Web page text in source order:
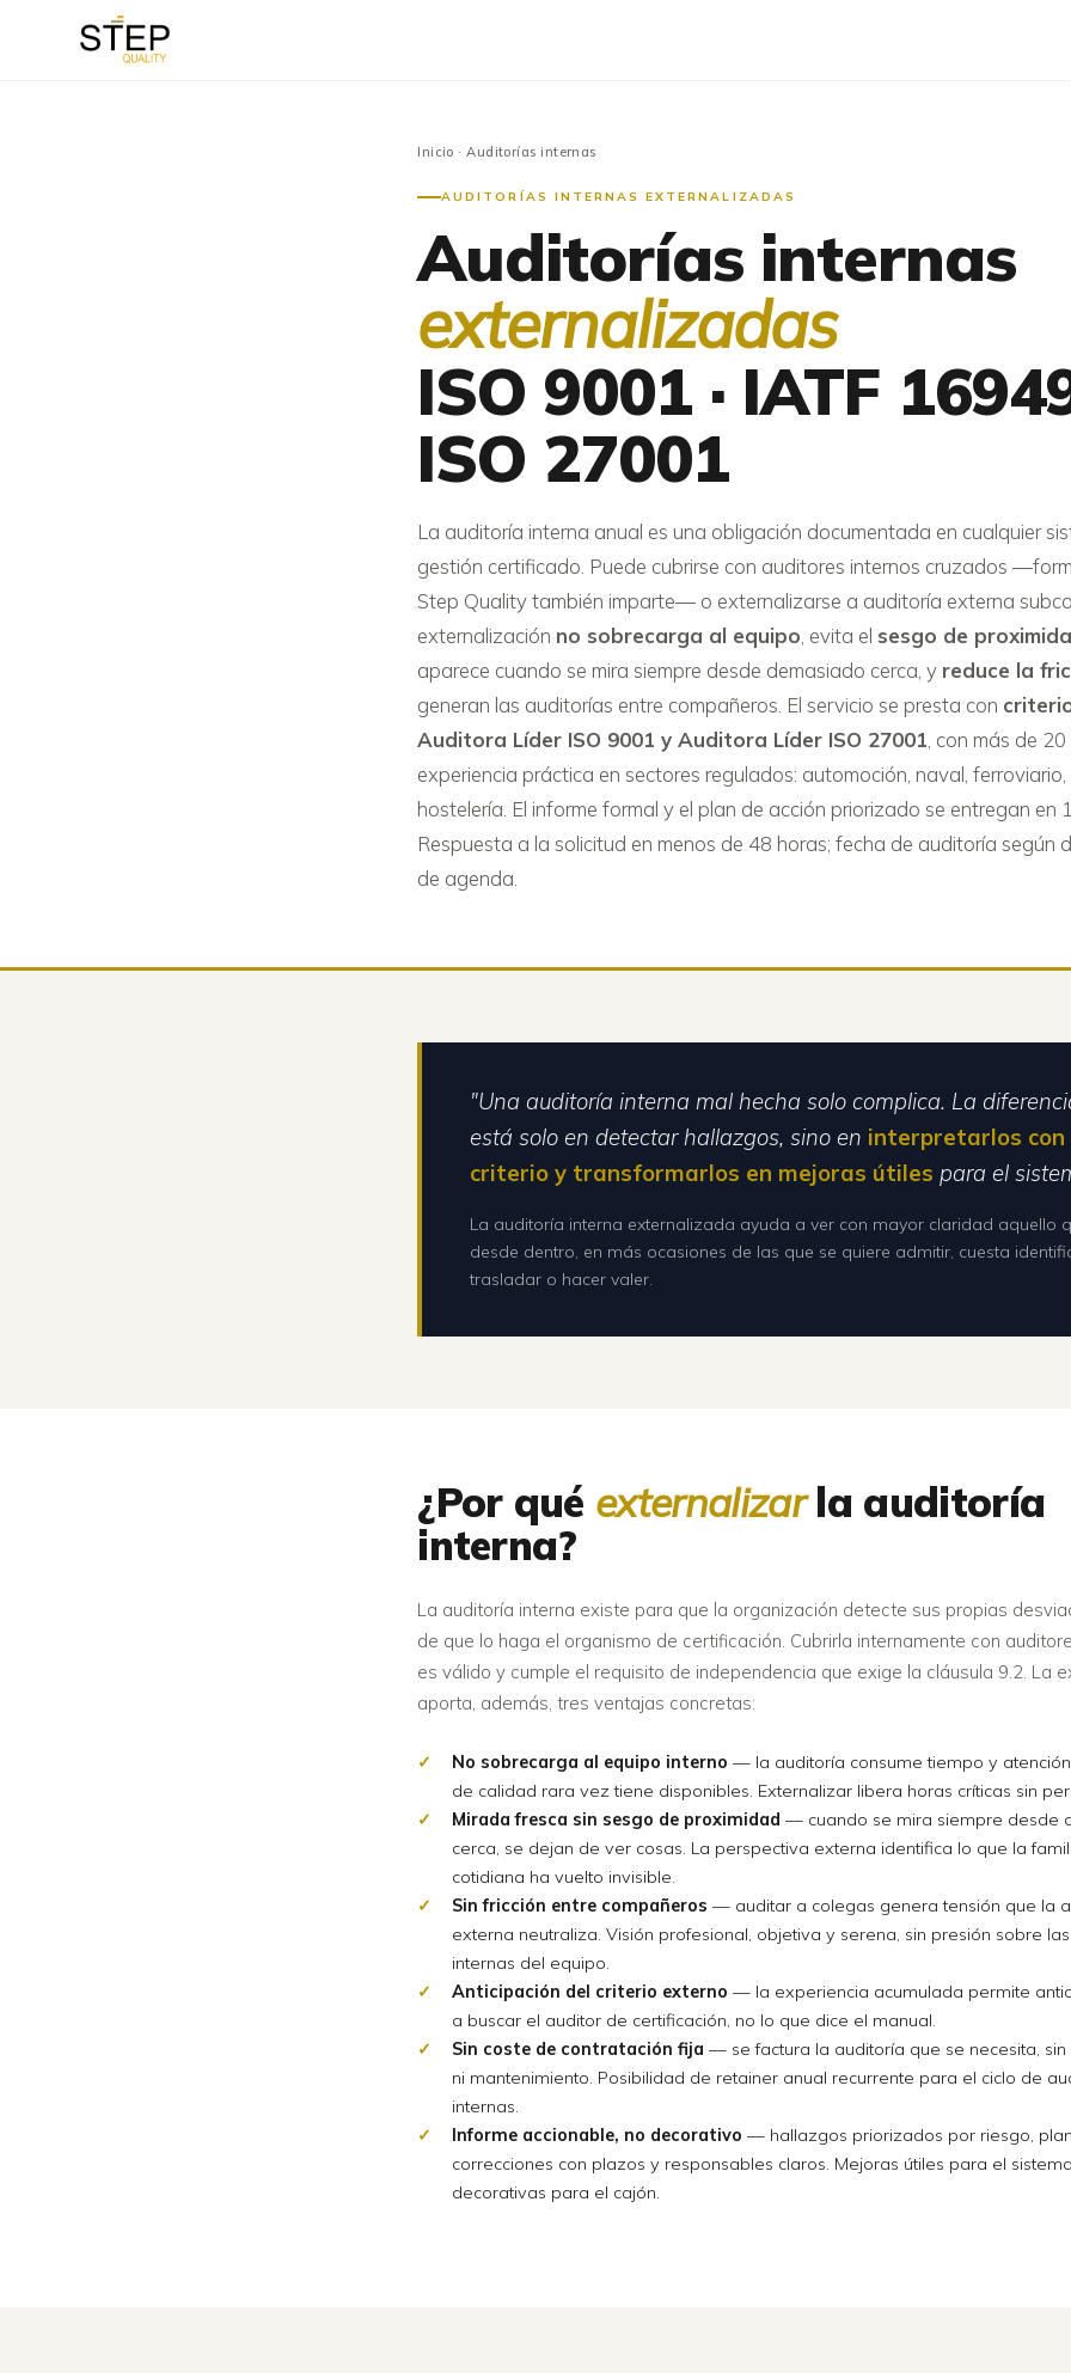
Inicio · Auditorías internas
AUDITORÍAS INTERNAS EXTERNALIZADAS
Auditorías internas
externalizadas
ISO 9001 · IATF
ISO 27001
La auditoría interna anual es una obligación documentada en cualquier
gestión certificado. Puede cubrirse con auditores internos cruzados
Step Quality también imparte— o externalizarse a auditoría externa
externalización no sobrecarga al equipo , evita el sesgo de
aparece cuando se mira siempre desde demasiado cerca, y reduce la
generan las auditorías entre compañeros. El servicio se presta con
Auditora Líder ISO 9001 y Auditora Líder ISO 27001 , con más de
experiencia práctica en sectores regulados: automoción, naval,
hostelería. El informe formal y el plan de acción priorizado se entregan en
Respuesta a la solicitud en menos de 48 horas; fecha de auditoría según
de agenda.
"Una auditoría interna mal hecha solo complica. La
está solo en detectar hallazgos, sino en interpretarlos con
criterio y transformarlos en mejoras útiles para el
La auditoría interna externalizada ayuda a ver con mayor claridad aquello
desde dentro, en más ocasiones de las que se quiere admitir, cuesta
trasladar o hacer valer.
¿Por qué externalizarla auditoría
interna?
La auditoría interna existe para que la organización detecte sus propias
de que lo haga el organismo de certificación. Cubrirla internamente con
es válido y cumple el requisito de independencia que exige la cláusula 9.2. La
aporta, además, tres ventajas concretas:
No sobrecarga al equipo interno — la auditoría consume tiempo y
de calidad rara vez tiene disponibles. Externalizar libera horas críticas sin
Mirada fresca sin sesgo de proximidad — cuando se mira siempre desde
cerca, se dejan de ver cosas. La perspectiva externa identifica lo que la
cotidiana ha vuelto invisible.
Sin fricción entre compañeros — auditar a colegas genera tensión que la
externa neutraliza. Visión profesional, objetiva y serena, sin presión sobre
internas del equipo.
Anticipación del criterio externo — la experiencia acumulada permite
a buscar el auditor de certificación, no lo que dice el manual.
Sin coste de contratación fija — se factura la auditoría que se necesita,
ni mantenimiento. Posibilidad de retainer anual recurrente para el ciclo de
internas.
Informe accionable, no decorativo — hallazgos priorizados por riesgo,
correcciones con plazos y responsables claros. Mejoras útiles para el
decorativas para el cajón.